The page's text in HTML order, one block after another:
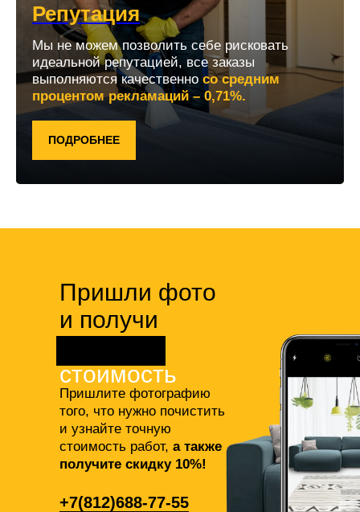
Репутация
Мы не можем позволить себе рисковать
идеальной репутацией, все заказы
выполняются качественно со средним
процентом рекламаций – 0,71%.
ПОДРОБНЕЕ
Пришлите фотографию
того, что нужно почистить
и узнайте точную
стоимость работ, а также
получите скидку 10%!
Пришли фото
и получи
стоимость
+7(812)688-77-55